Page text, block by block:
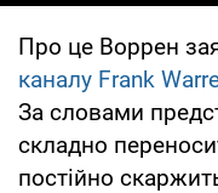
Про це Воррен
каналу Frank
За словами
складно
постійно